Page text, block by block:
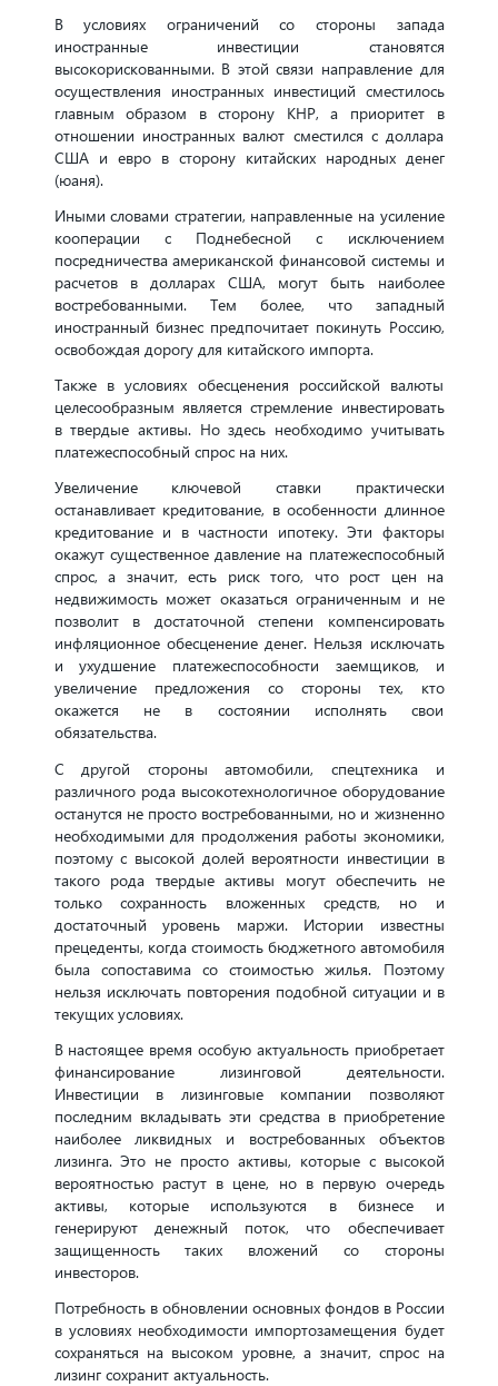
В условиях ограничений со стороны запада
иностранные инвестиции становятся
высокорискованными. В этой связи направление для
осуществления иностранных инвестиций сместилось
главным образом в сторону КНР, а приоритет в
отношении иностранных валют сместился с доллара
США и евро в сторону китайских народных денег
(юаня).
Иными словами стратегии, направленные на усиление
кооперации с Поднебесной с исключением
посредничества американской финансовой системы и
расчетов в долларах США, могут быть наиболее
востребованными. Тем более, что западный
иностранный бизнес предпочитает покинуть Россию,
освобождая дорогу для китайского импорта.
Также в условиях обесценения российской валюты
целесообразным является стремление инвестировать
в твердые активы. Но здесь необходимо учитывать
платежеспособный спрос на них.
Увеличение ключевой ставки практически
останавливает кредитование, в особенности длинное
кредитование и в частности ипотеку. Эти факторы
окажут существенное давление на платежеспособный
спрос, а значит, есть риск того, что рост цен на
недвижимость может оказаться ограниченным и не
позволит в достаточной степени компенсировать
инфляционное обесценение денег. Нельзя исключать
и ухудшение платежеспособности заемщиков, и
увеличение предложения со стороны тех, кто
окажется не в состоянии исполнять свои
обязательства.
С другой стороны автомобили, спецтехника и
различного рода высокотехнологичное оборудование
останутся не просто востребованными, но и жизненно
необходимыми для продолжения работы экономики,
поэтому с высокой долей вероятности инвестиции в
такого рода твердые активы могут обеспечить не
только сохранность вложенных средств, но и
достаточный уровень маржи. Истории известны
прецеденты, когда стоимость бюджетного автомобиля
была сопоставима со стоимостью жилья. Поэтому
нельзя исключать повторения подобной ситуации и в
текущих условиях.
В настоящее время особую актуальность приобретает
финансирование лизинговой деятельности.
Инвестиции в лизинговые компании позволяют
последним вкладывать эти средства в приобретение
наиболее ликвидных и востребованных объектов
лизинга. Это не просто активы, которые с высокой
вероятностью растут в цене, но в первую очередь
активы, которые используются в бизнесе и
генерируют денежный поток, что обеспечивает
защищенность таких вложений со стороны
инвесторов.
Потребность в обновлении основных фондов в России
в условиях необходимости импортозамещения будет
сохраняться на высоком уровне, а значит, спрос на
лизинг сохранит актуальность.